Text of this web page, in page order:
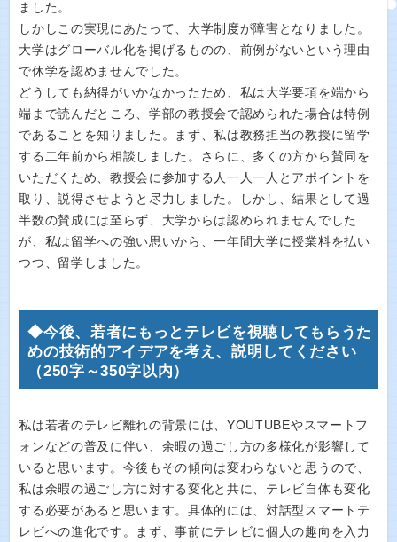
ました。
しかしこの実現にあたって、大学制度が障害となりました。
大学はグローバル化を掲げるものの、前例がないという理由
で休学を認めませんでした。
どうしても納得がいかなかったため、私は大学要項を端から
端まで読んだところ、学部の教授会で認められた場合は特例
であることを知りました。まず、私は教務担当の教授に留学
する二年前から相談しました。さらに、多くの方から賛同を
いただくため、教授会に参加する人一人一人とアポイントを
取り、説得させようと尽力しました。しかし、結果として過
半数の賛成には至らず、大学からは認められませんでした
が、私は留学への強い思いから、一年間大学に授業料を払い
つつ、留学しました。
◆今後、若者にもっとテレビを視聴してもらうた
めの技術的アイデアを考え、説明してください
（250字～350字以内）
私は若者のテレビ離れの背景には、YOUTUBEやスマートフ
ォンなどの普及に伴い、余暇の過ごし方の多様化が影響して
いると思います。今後もその傾向は変わらないと思うので、
私は余暇の過ごし方に対する変化と共に、テレビ自体も変化
する必要があると思います。具体的には、対話型スマートテ
レビへの進化です。まず、事前にテレビに個人の趣向を入力